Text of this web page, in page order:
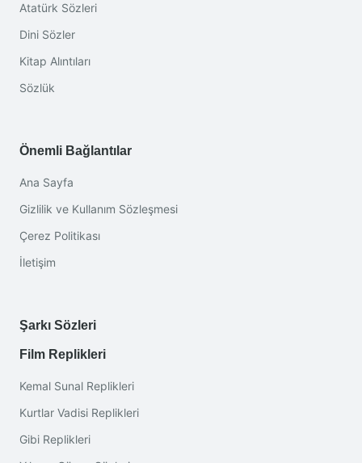
Atatürk Sözleri
Dini Sözler
Kitap Alıntıları
Sözlük
Önemli Bağlantılar
Ana Sayfa
Gizlilik ve Kullanım Sözleşmesi
Çerez Politikası
İletişim
Şarkı Sözleri
Film Replikleri
Kemal Sunal Replikleri
Kurtlar Vadisi Replikleri
Gibi Replikleri